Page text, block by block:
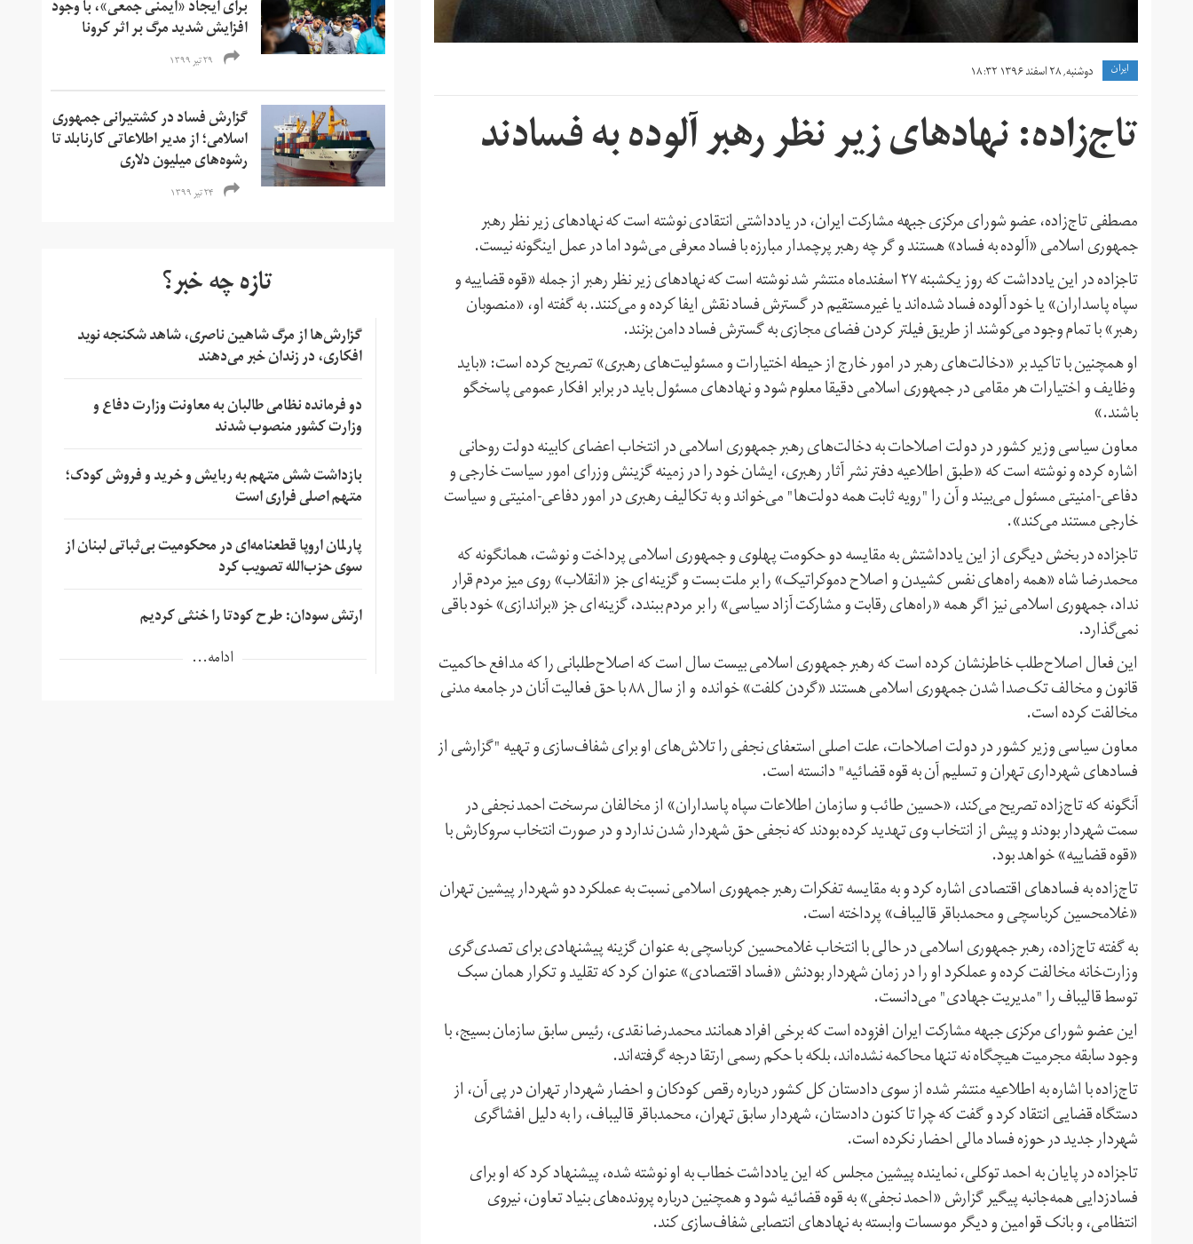
ايران دوشنبه, ۲۸ اسفند ۱۳۹۶ ۱۸:۳۲
تاج‌زاده: نهادهای زیر نظر رهبر آلوده به فسادند
مصطفی تاج‌زاده، عضو شورای مرکزی جبهه مشارکت ایران، در یادداشتی انتقادی نوشته است که نهادهای زیر نظر رهبر
جمهوری اسلامی «آلوده به فساد» هستند و گر چه رهبر پرچمدار مبارزه با فساد معرفی می‌شود اما در عمل اینگونه نیست.
تاجزاده در این یادداشت که روز یکشبنه ۲۷ اسفندماه منتشر شد نوشته است که نهادهای زیر نظر رهبر از جمله «قوه قضاییه و
سپاه پاسداران» یا خود آلوده فساد شده‌اند یا غیرمستقیم در گسترش فساد نقش ایفا کرده و می‌کنند. به گفته او، «منصوبان
رهبر» با تمام وجود می‌کوشند از طریق فیلتر کردن فضای مجازی به گسترش فساد دامن بزنند.
او همچنین با تاکید بر «دخالت‌های رهبر در امور خارج از حیطه اختیارات و مسئولیت‌های رهبری» تصریح کرده است: «باید
وظایف و اختیارات هر مقامی در جمهوری اسلامی دقیقا معلوم شود و نهادهای مسئول باید در برابر افکار عمومی پاسخگو
باشند.»
معاون سیاسی وزیر کشور در دولت اصلاحات به دخالت‌های رهبر جمهوری اسلامی در انتخاب اعضای کابینه دولت روحانی
اشاره کرده و نوشته است که «طبق اطلاعیه دفتر نشر آثار رهبری، ایشان خود را در زمینه گزینش وزرای امور سیاست خارجی و
دفاعی-امنیتی مسئول می‌بیند و آن را "رویه ثابت همه دولت‌ها" می‌خواند و به تکالیف رهبری در امور دفاعی-امنیتی و سیاست
خارجی مستند می‌کند».
تاجزاده در بخش دیگری از این یادداشتش به مقایسه دو حکومت پهلوی و جمهوری اسلامی پرداخت و نوشت، همانگونه که
محمدرضا شاه «همه راه‌های نفس کشیدن و اصلاح دموکراتیک» را بر ملت بست و گزینه‌ای جز «انقلاب» روی میز مردم قرار
نداد، جمهوری اسلامی نیز اگر همه «راه‌های رقابت و مشارکت آزاد سیاسی» را بر مردم ببندد، گزینه‌ای جز «براندازی» خود باقی
نمی‌گذارد.
این فعال اصلاح‌طلب خاطرنشان کرده است که رهبر جمهوری اسلامی بیست سال است که اصلاح‌طلبانی را که مدافع حاکمیت
قانون و مخالف تک‌صدا شدن جمهوری اسلامی هستند «گردن کلفت» خوانده و از سال ۸۸ با حق فعالیت آنان در جامعه مدنی
مخالفت کرده است.
معاون سیاسی وزیر کشور در دولت اصلاحات، علت اصلی استعفای نجفی را تلاش‌های او برای شفاف‌‌سازی و تهیه "گزارشی از
فسادهای شهرداری تهران و تسلیم آن به قوه قضائیه" دانسته است.
آنگونه که تاج‌زاده تصریح می‌کند، «حسین طائب و سازمان اطلاعات سپاه پاسداران» از مخالفان سرسخت احمد نجفی در
سمت شهردار بودند و پیش از انتخاب وی تهدید کرده بودند که نجفی حق شهردار شدن ندارد و در صورت انتخاب سروکارش با
«قوه قضاییه» خواهد بود.
تاج‌زاده به فسادهای اقتصادی اشاره کرد و به مقایسه تفکرات رهبر جمهوری اسلامی نسبت به عملکرد دو شهردار پیشین تهران
«غلامحسین کرباسچی و محمدباقر قالیباف» پرداخته است.
به گفته تاج‌زاده، رهبر جمهوری اسلامی در حالی با انتخاب غلامحسین کرباسچی به عنوان گزینه پیشنهادی برای تصدی‌گری
وزارت‌خانه مخالفت کرده و عملکرد او را در زمان شهردار بودنش «فساد اقتصادی» عنوان کرد که تقلید و تکرار همان سبک
توسط قالیباف را "مدیریت جهادی" می‌دانست.
این عضو شورای مرکزی جبهه مشارکت ایران افزوده است که برخی افراد همانند محمدرضا نقدی، رئیس سابق سازمان بسیج، با
وجود سابقه مجرمیت هیچگاه نه تنها محاکمه نشده‌اند، بلکه با حکم رسمی ارتقا درجه گرفته‌اند.
تاج‌زاده با اشاره به اطلاعیه منتشر شده از سوی دادستان کل کشور درباره رقص کودکان و احضار شهردار تهران در پی آن، از
دستگاه قضایی انتقاد کرد و گفت که چرا تا کنون دادستان، شهردار سابق تهران، محمدباقر قالیباف، را به دلیل افشاگری
شهردار جدید در حوزه فساد مالی احضار نکرده‌ است.
تاجزاده در پایان به احمد توکلی، نماینده پیشین مجلس که این یادداشت خطاب به او نوشته شده، پیشنهاد کرد که او برای
فسادزدایی همه‌جانبه پیگیر گزارش «احمد نجفی» به قوه قضائیه شود و همچنین درباره پرونده‌های بنیاد تعاون، نیروی
انتظامی، و بانک قوامین و دیگر موسسات وابسته به نهادهای انتصابی شفاف‌سازی کند.
برای ایجاد «ایمنی جمعی»، با وجود
افزایش شدید مرگ بر اثر کرونا
۲۹ تیر ۱۳۹۹
گزارش فساد در کشتیرانی جمهوری
اسلامی؛ از مدیر اطلاعاتی کارنابلد تا
رشوه‌های میلیون دلاری
۲۴ تیر ۱۳۹۹
تازه چه خبر؟
گزارش‌ها از مرگ شاهین ناصری، شاهد شکنجه نوید
افکاری، در زندان خبر می‌دهند
دو فرمانده نظامی طالبان به معاونت وزارت دفاع و
وزارت کشور منصوب شدند
بازداشت شش متهم به ربایش و خرید و فروش کودک؛
متهم اصلی فراری است
پارلمان اروپا قطعنامه‌ای در محکومیت بی‌ثباتی لبنان از
سوی حزب‌الله تصویب کرد
ارتش سودان: طرح کودتا را خنثی کردیم
ادامه...